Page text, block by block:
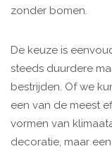
zonder bomen.
De keuze is
steeds duurdere
bestrijden. Of we
een van de meest
vormen van
decoratie, maar